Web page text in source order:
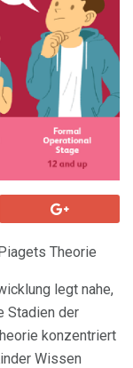
Theorie
legt nahe,
Stadien der
konzentriert
Wissen